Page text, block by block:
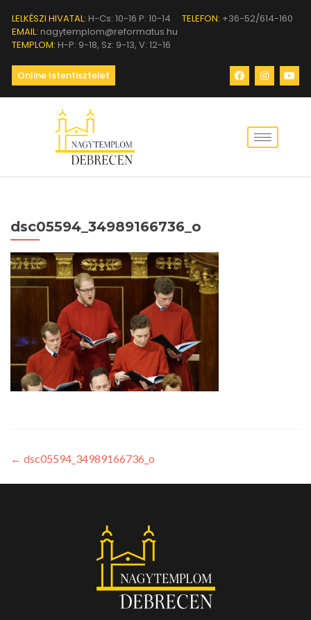
LELKÉSZI HIVATAL: H-Cs: 10-16 P: 10-14 TELEFON: +36-52/614-160
EMAIL: nagytemplom@reformatus.hu
TEMPLOM: H-P: 9-18, Sz: 9-13, V: 12-16
Online Istentisztelet
dsc05594_34989166736_o
← dsc05594_34989166736_o